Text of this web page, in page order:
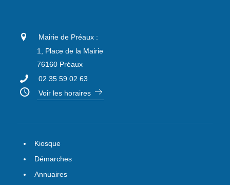
Mairie de Préaux :
1, Place de la Mairie
76160 Préaux
02 35 59 02 63
Voir les horaires
Kiosque
Démarches
Annuaires